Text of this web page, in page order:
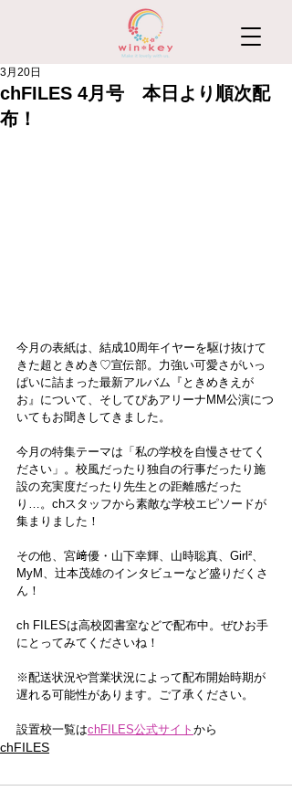
chFILES 4月号 本日より順次配
布！
3月20日
今月の表紙は、結成10周年イヤーを駆け抜けて
きた超ときめき♡宣伝部。力強い可愛さがいっ
ぱいに詰まった最新アルバム『ときめきえが
お』について、そしてぴあアリーナMM公演につ
いてもお聞きしてきました。
今月の特集テーマは「私の学校を自慢させてく
ださい」。校風だったり独自の行事だったり施
設の充実度だったり先生との距離感だった
り…。chスタッフから素敵な学校エピソードが
集まりました！
その他、宮﨑優・山下幸輝、山時聡真、Girl²、
MyM、辻本茂雄のインタビューなど盛りだくさ
ん ！
ch FILESは高校図書室などで配布中。ぜひお手
にとってみてくださいね！
※配送状況や営業状況によって配布開始時期が
遅れる可能性があります。ご了承ください。
設置校一覧はchFILES公式サイト から
chFILES